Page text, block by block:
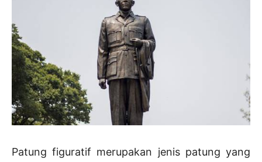
Patung figuratif merupakan jenis patung yang